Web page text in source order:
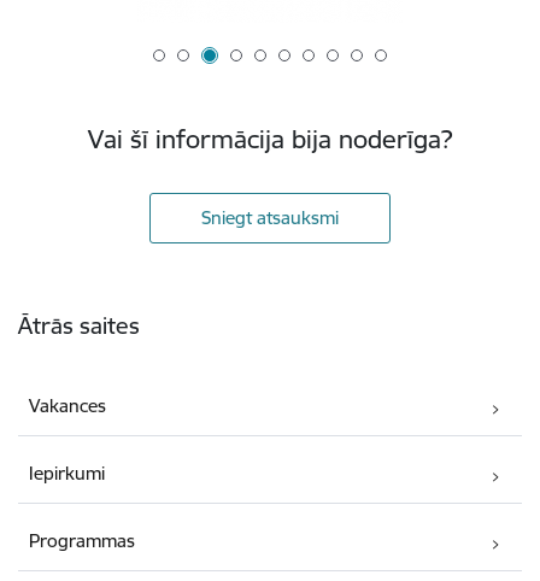
Vai šī informācija bija noderīga?
Sniegt atsauksmi
Ātrās saites
Vakances
Iepirkumi
Programmas